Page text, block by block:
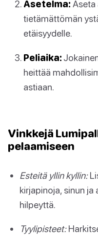
Asetelma: Aseta
tietämättömän
etäisyydelle.
Peliaika:
heittää
astiaan.
Vinkkejä
pelaamiseen
Esteitä yllin kyllin:
kirjapinoja, sinun ja
hilpeyttä.
Tyylipisteet: